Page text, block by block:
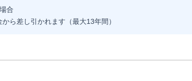
合
ら差し引かれます（最大13年間）